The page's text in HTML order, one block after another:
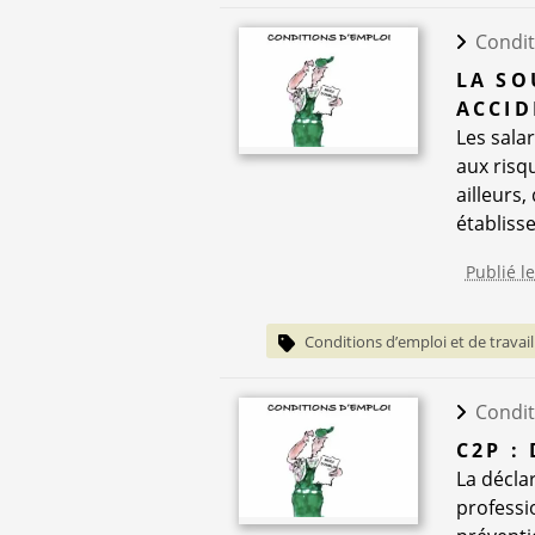
LA
Les
aux
ailleurs,
Publié
Conditions d’emploi et de travail
C2P :
La